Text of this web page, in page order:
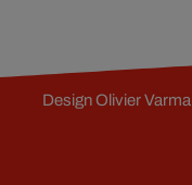
DesignOlivier Varma